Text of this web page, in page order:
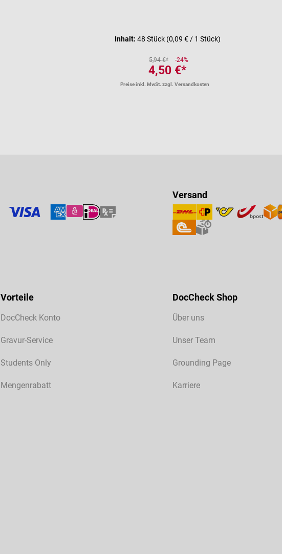
Inhalt: 48 Stück (0,09 € / 1 Stück)
5,94 €* -24%
4,50 €*
Preise inkl. MwSt. zzgl. Versandkosten
Versand
Vorteile
DocCheck Konto
Gravur-Service
Students Only
Mengenrabatt
DocCheck Shop
Über uns
Unser Team
Grounding Page
Karriere